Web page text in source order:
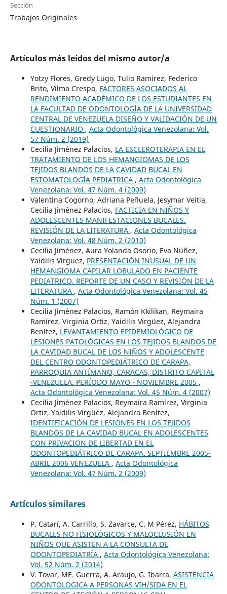
Sección
Trabajos Originales
Artículos más leídos del mismo autor/a
Yotzy Flores, Gredy Lugo, Tulio Ramirez, Federico
Brito, Vilma Crespo, FACTORES ASOCIADOS AL
RENDIMIENTO ACADÉMICO DE LOS ESTUDIANTES EN
LA FACULTAD DE ODONTOLOGÍA DE LA UNIVERSIDAD
CENTRAL DE VENEZUELA DISEÑO Y VALIDACIÓN DE UN
CUESTIONARIO , Acta Odontológica Venezolana: Vol.
57 Núm. 2 (2019)
Cecilia Jiménez Palacios, LA ESCLEROTERAPIA EN EL
TRATAMIENTO DE LOS HEMANGIOMAS DE LOS
TEJIDOS BLANDOS DE LA CAVIDAD BUCAL EN
ESTOMATOLOGÍA PEDIATRICA , Acta Odontológica
Venezolana: Vol. 47 Núm. 4 (2009)
Valentina Cogorno, Adriana Peñuela, Jesymar Veitia,
Cecilia Jiménez Palacios, FACTICIA EN NIÑOS Y
ADOLESCENTES MANIFESTACIONES BUCALES.
REVISIÓN DE LA LITERATURA , Acta Odontológica
Venezolana: Vol. 48 Núm. 2 (2010)
Cecilia Jiménez, Aura Yolanda Osorio, Eva Núñez,
Yaidilis Virguez, PRESENTACIÓN INUSUAL DE UN
HEMANGIOMA CAPILAR LOBULADO EN PACIENTE
PEDIATRICO. REPORTE DE UN CASO Y REVISIÒN DE LA
LITERATURA , Acta Odontológica Venezolana: Vol. 45
Núm. 1 (2007)
Cecilia Jiménez Palacios, Ramón Kkilikan, Reymaira
Ramírez, Virginia Ortiz, Yaidilis Virgüez, Alejandra
Benítez, LEVANTAMIENTO EPIDEMIOLÓGICO DE
LESIONES PATOLÓGICAS EN LOS TEJIDOS BLANDOS DE
LA CAVIDAD BUCAL DE LOS NIÑOS Y ADOLESCENTE
DEL CENTRO ODONTOPEDIÁTRICO DE CARAPA,
PARROQUIA ANTÍMANO, CARACAS, DISTRITO CAPITAL
-VENEZUELA. PERÍODO MAYO - NOVIEMBRE 2005 ,
Acta Odontológica Venezolana: Vol. 45 Núm. 4 (2007)
Cecilia Jiménez Palacios, Reymaira Ramírez, Virginia
Ortiz, Yaidilis Virgüez, Alejandra Benítez,
IDENTIFICACIÓN DE LESIONES EN LOS TEJIDOS
BLANDOS DE LA CAVIDAD BUCAL EN ADOLESCENTES
CON PRIVACION DE LIBERTAD EN EL
ODONTOPEDIÁTRICO DE CARAPA. SEPTIEMBRE 2005-
ABRIL 2006 VENEZUELA , Acta Odontológica
Venezolana: Vol. 47 Núm. 2 (2009)
Artículos similares
P. Catarí, A. Carrillo, S. Zavarce, C. M Pérez, HÁBITOS
BUCALES NO FISIOLÓGICOS Y MALOCLUSIÓN EN
NIÑOS QUE ASISTEN A LA CONSULTA DE
ODONTOPEDIATRÍA , Acta Odontológica Venezolana:
Vol. 52 Núm. 2 (2014)
V. Tovar, ME. Guerra, A. Araujo, G. Ibarra, ASISTENCIA
ODONTOLOGICA A PERSONAS VIH/SIDA EN EL